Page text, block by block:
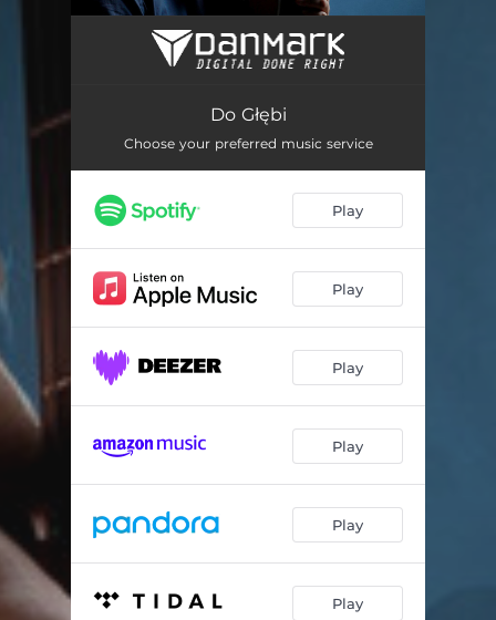
Modlitwa św. Patryka
A czas biegnie
Chciałbym 02:41
Łotr
Zło dobrem 04:11
Zawsze razem 03:39
Do głębi 04:38
Paciorki 02:31
Niewielki-wielki 03:21
Myślę o dniu 03:59
Cud codzienny 02:39
Wiedza 04:45
Do Głębi
Choose your preferred music service
Play
Play
Play
Play
Play
Play